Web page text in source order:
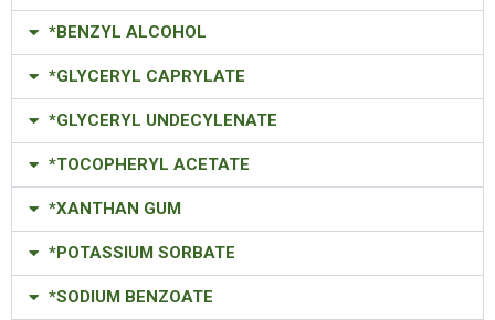
*BENZYL ALCOHOL
*GLYCERYL CAPRYLATE
*GLYCERYL UNDECYLENATE
*TOCOPHERYL ACETATE
*XANTHAN GUM
*POTASSIUM SORBATE
*SODIUM BENZOATE